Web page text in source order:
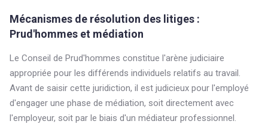
Mécanismes de résolution des litiges :
Prud'hommes et médiation
Le Conseil de Prud'hommes constitue l'arène judiciaire
appropriée pour les différends individuels relatifs au travail.
Avant de saisir cette juridiction, il est judicieux pour l'employé
d'engager une phase de médiation, soit directement avec
l'employeur, soit par le biais d'un médiateur professionnel.